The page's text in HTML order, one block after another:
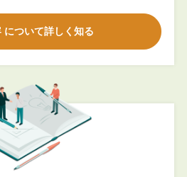
について詳しく知る